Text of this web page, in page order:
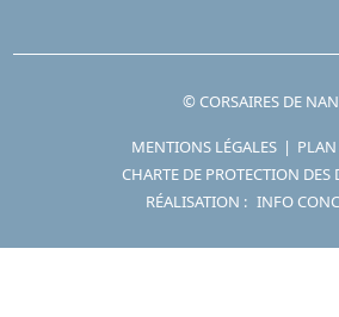
© CORSAIRES DE
MENTIONS LÉGALES |
CHARTE DE PROTECTION DES
RÉALISATION : INFO